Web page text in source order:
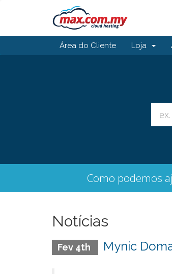
Área do Cliente Loja
Como podemos
Notícias
Fev 4th Mynic